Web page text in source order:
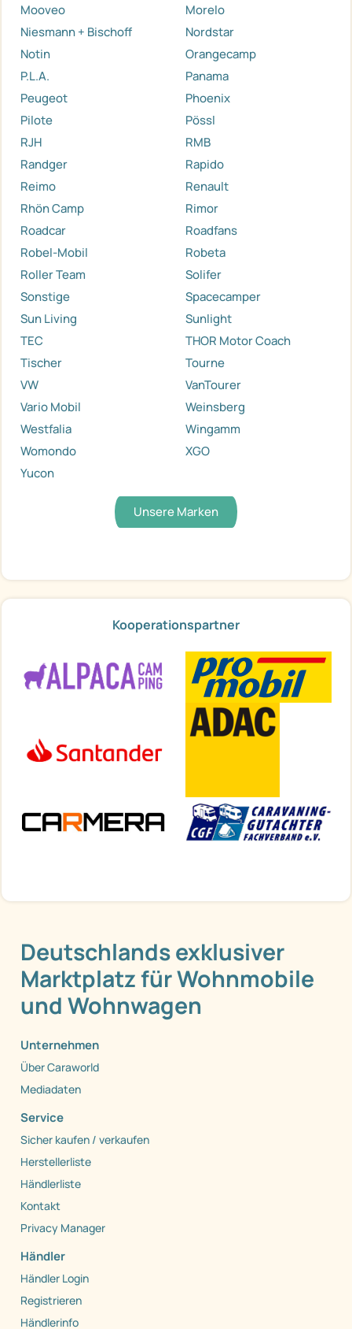
Mooveo
Morelo
Niesmann + Bischoff
Nordstar
Notin
Orangecamp
P.L.A.
Panama
Peugeot
Phoenix
Pilote
Pössl
RJH
RMB
Randger
Rapido
Reimo
Renault
Rhön Camp
Rimor
Roadcar
Roadfans
Robel-Mobil
Robeta
Roller Team
Solifer
Sonstige
Spacecamper
Sun Living
Sunlight
TEC
THOR Motor Coach
Tischer
Tourne
VW
VanTourer
Vario Mobil
Weinsberg
Westfalia
Wingamm
Womondo
XGO
Yucon
Unsere Marken
Kooperationspartner
Deutschlands exklusiver
Marktplatz für Wohnmobile
und Wohnwagen
Unternehmen
Über Caraworld
Mediadaten
Service
Sicher kaufen / verkaufen
Herstellerliste
Händlerliste
Kontakt
Privacy Manager
Händler
Händler Login
Registrieren
Händlerinfo